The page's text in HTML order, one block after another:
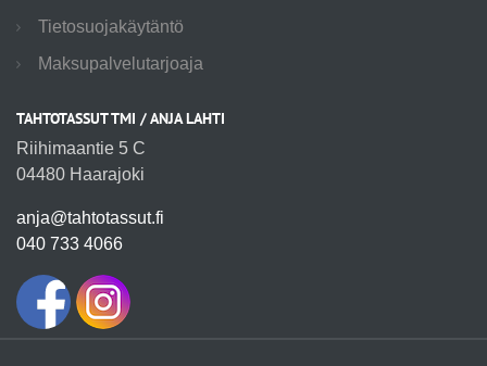
Tietosuojakäytäntö
Maksupalvelutarjoaja
TAHTOTASSUT TMI / ANJA LAHTI
Riihimaantie 5 C
04480 Haarajoki
anja@tahtotassut.fi
040 733 4066